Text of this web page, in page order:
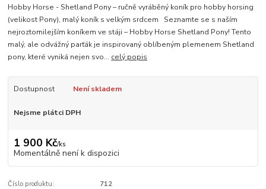
Hobby Horse - Shetland Pony – ručně vyráběný koník pro hobby horsing
(velikost Pony), malý koník s velkým srdcem Seznamte se s naším
nejroztomilejším koníkem ve stáji – Hobby Horse Shetland Pony! Tento
malý, ale odvážný parťák je inspirovaný oblíbeným plemenem Shetland
pony, které vyniká nejen svo... celý popis
Dostupnost Není skladem
Nejsme plátci DPH
1 900 Kč/ks
Momentálně není k dispozici
Číslo produktu: 712